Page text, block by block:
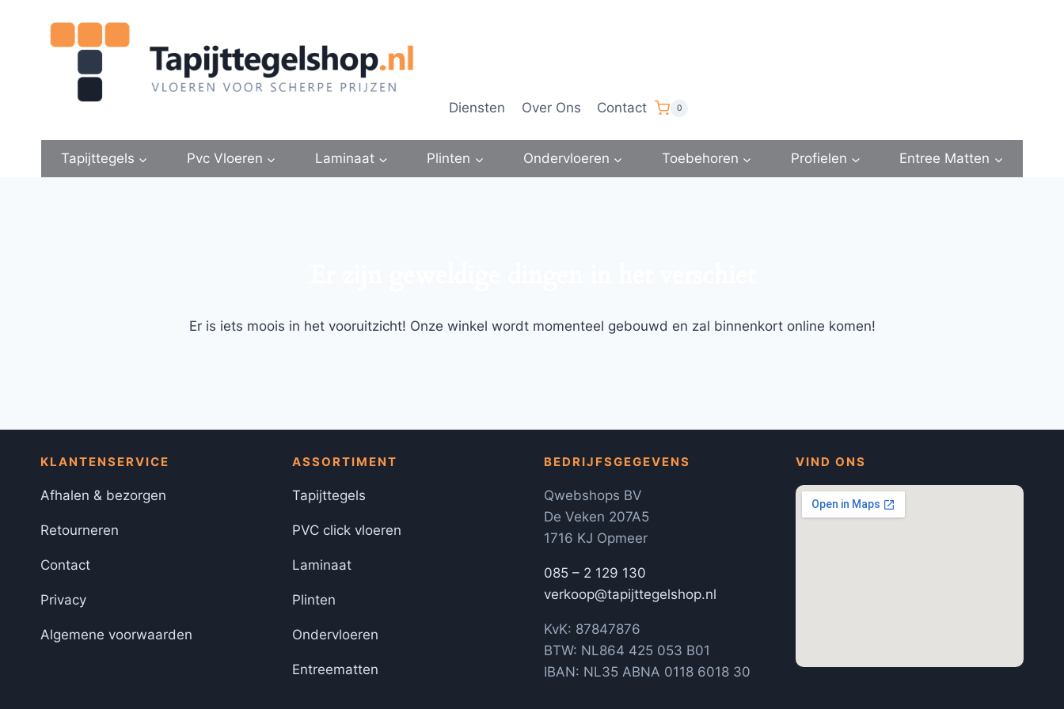
Diensten Over Ons Contact 0
Tapijttegels Pvc Vloeren Laminaat Plinten Ondervloeren Toebehoren Profielen Entree Matten
Er is iets moois in het vooruitzicht! Onze winkel wordt momenteel gebouwd en zal binnenkort online komen!
KLANTENSERVICE
Afhalen & bezorgen
Retourneren
Contact
Privacy
Algemene voorwaarden
ASSORTIMENT
Tapijttegels
PVC click vloeren
Laminaat
Plinten
Ondervloeren
Entreematten
BEDRIJFSGEGEVENS
Qwebshops BV
De Veken 207A5
1716 KJ Opmeer
085 – 2 129 130
verkoop@tapijttegelshop.nl
KvK: 87847876
BTW: NL864 425 053 B01
IBAN: NL35 ABNA 0118 6018 30
VIND ONS